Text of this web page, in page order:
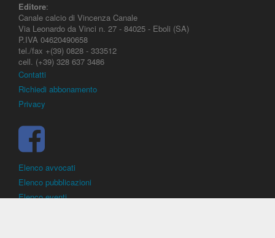
Editore:
Canale calcio di Vincenza Canale
Via Leonardo da Vinci n. 27 - 84025 - Eboli (SA)
P.IVA 04620490658
tel./fax +(39) 0828 - 333512
cell. (+39) 328 637 3486
Contatti
Richiedi abbonamento
Privacy
Elenco avvocati
Elenco pubblicazioni
Elenco eventi